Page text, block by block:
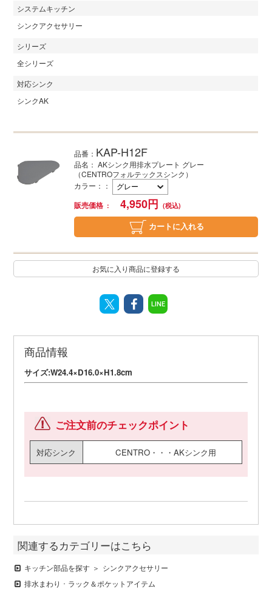
システムキッチン
シンクアクセサリー
シリーズ
全シリーズ
対応シンク
シンクAK
品番： KAP-H12F
品名： AKシンク用排水プレート グレー
（CENTROフォルテックスシンク）
カラー： ：
販売価格
4,950円
カートに入れる
お気に入り商品に登録する
LINE
商品情報
サイズ:W24.4×D16.0×H1.8cm
ご注文前のチェックポイント
対応シンク CENTRO・・・AKシンク用
関連するカテゴリーはこちら
キッチン部品を探す
シンクアクセサリー
排水まわり ･ ラック＆ポケットアイテム